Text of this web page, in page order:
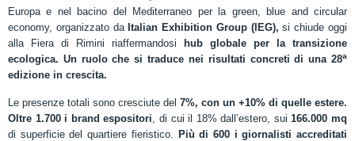
Europa e nel bacino del Mediterraneo per la green, blue and circular
economy, organizzato da Italian Exhibition Group (IEG), si chiude oggi
alla Fiera di Rimini riaffermandosi
hub globale per la transizione
ecologica. Un ruolo che si traduce nei risultati concreti di una 28a
edizione in crescita.
Le presenze totali sono cresciute del 7%, con un +10% di quelle estere.
Oltre 1.700 i brand espositori , di cui il 18% dall’estero, sui 166.000 mq
di superficie del quartiere fieristico. Più di 600 i giornalisti accreditati